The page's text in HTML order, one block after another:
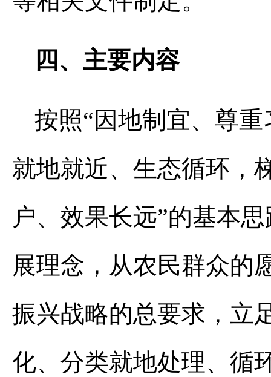
四、主要内容
按照“因地制宜、尊
就地就近、生态循环，
户、效果长远”的基本
展理念，从农民群众的
振兴战略的总要求，立
化、分类就地处理、循